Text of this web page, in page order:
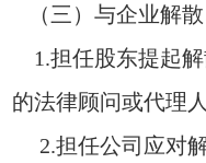
（三）与企业解
1.担任股东提起
的法律顾问或代理人
2.担任公司应对